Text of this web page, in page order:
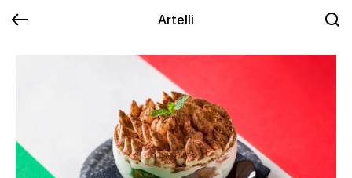
Artelli